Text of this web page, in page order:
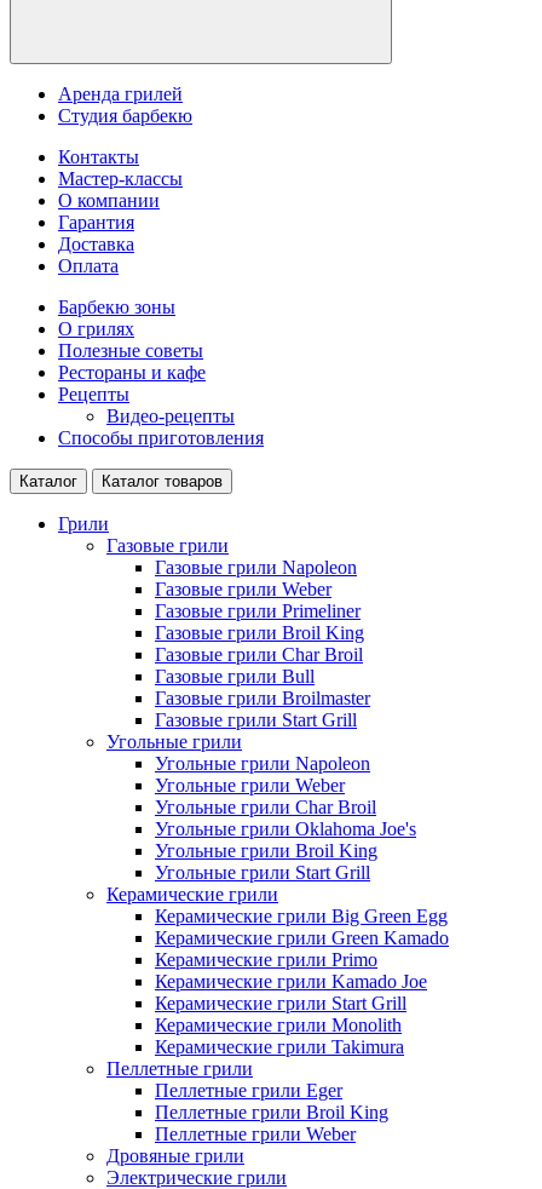
Аренда грилей
Студия барбекю
Контакты
Мастер-классы
О компании
Гарантия
Доставка
Оплата
Барбекю зоны
О грилях
Полезные советы
Рестораны и кафе
Рецепты
Видео-рецепты
Способы приготовления
Каталог Каталог товаров
Грили
Газовые грили
Газовые грили Napoleon
Газовые грили Weber
Газовые грили Primeliner
Газовые грили Broil King
Газовые грили Char Broil
Газовые грили Bull
Газовые грили Broilmaster
Газовые грили Start Grill
Угольные грили
Угольные грили Napoleon
Угольные грили Weber
Угольные грили Char Broil
Угольные грили Oklahoma Joe's
Угольные грили Broil King
Угольные грили Start Grill
Керамические грили
Керамические грили Big Green Egg
Керамические грили Green Kamado
Керамические грили Primo
Керамические грили Kamado Joe
Керамические грили Start Grill
Керамические грили Monolith
Керамические грили Takimura
Пеллетные грили
Пеллетные грили Eger
Пеллетные грили Broil King
Пеллетные грили Weber
Дровяные грили
Электрические грили